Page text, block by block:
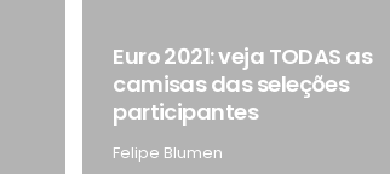
Euro 2021: veja TODAS as
camisas das seleções
participantes
Felipe Blumen